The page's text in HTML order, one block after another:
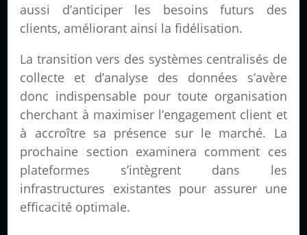
aussi d’anticiper les besoins futurs des
clients, améliorant ainsi la fidélisation.
La transition vers des systèmes centralisés de
collecte et d’analyse des données s’avère
donc indispensable pour toute organisation
cherchant à maximiser l’engagement client et
à accroître sa présence sur le marché. La
prochaine section examinera comment ces
plateformes s’intègrent dans les
infrastructures existantes pour assurer une
efficacité optimale.